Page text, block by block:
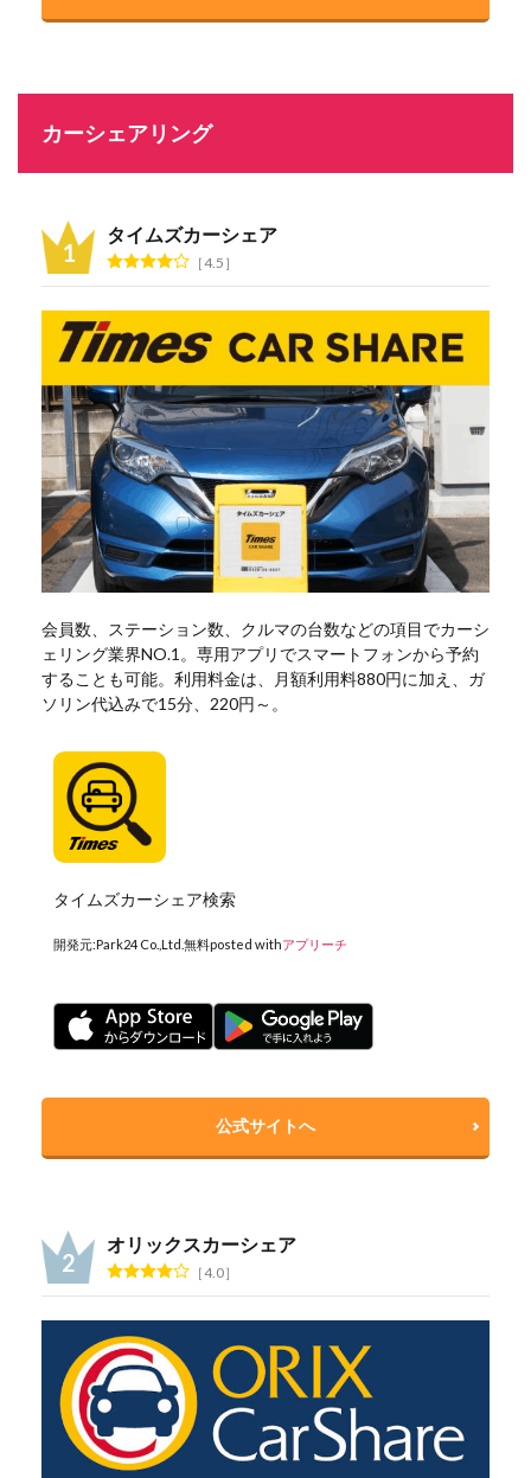
カーシェアリング
タイムズカーシェア
4.5
会員数、ステーション数、クルマの台数などの項目でカーシ
ェリング業界NO.1。専用アプリでスマートフォンから予約
することも可能。利用料金は、月額利用料880円に加え、ガ
ソリン代込みで15分、220円～。
タイムズカーシェア検索
開発元:Park24 Co.,Ltd. 無料posted withアプリーチ
公式サイトへ
オリックスカーシェア
4.0